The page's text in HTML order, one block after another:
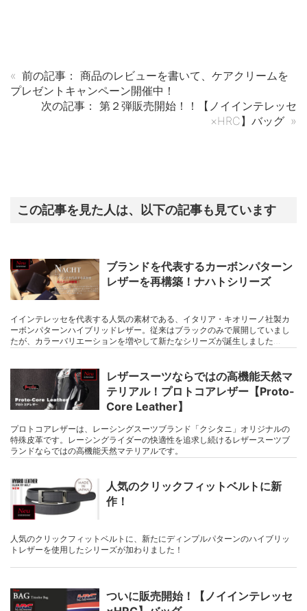
« 前の記事： 商品のレビューを書いて、ケアクリームを
プレゼントキャンペーン開催中！
次の記事： 第２弾販売開始！！【ノイインテレッセ
×HRC】バッグ »
この記事を見た人は、以下の記事も見ています
ブランドを代表するカーボンパターン
レザーを再構築！ナハトシリーズ
イインテレッセを代表する人気の素材である、イタリア・キオリーノ社製カ
ーボンパターンハイブリッドレザー。従来はブラックのみで展開していまし
たが、カラーバリエーションを増やして新たなシリーズが誕生しました…
レザースーツならではの高機能天然マ
テリアル！プロトコアレザー【Proto-
Core Leather】
プロトコアレザーは、レーシングスーツブランド「クシタニ」オリジナルの
特殊皮革です。レーシングライダーの快適性を追求し続けるレザースーツブ
ランドならではの高機能天然マテリアルです。
人気のクリックフィットベルトに新
作！
人気のクリックフィットベルトに、新たにディンプルパターンのハイブリッ
トレザーを使用したシリーズが加わりました！
ついに販売開始！【ノイインテレッセ